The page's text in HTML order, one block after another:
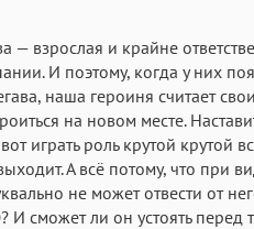
— взрослая и крайне
И поэтому, когда у них
наша героиня считает
на новом месте.
играть роль крутой крутой
А всё потому, что при
не может отвести от
И сможет ли он устоять перед